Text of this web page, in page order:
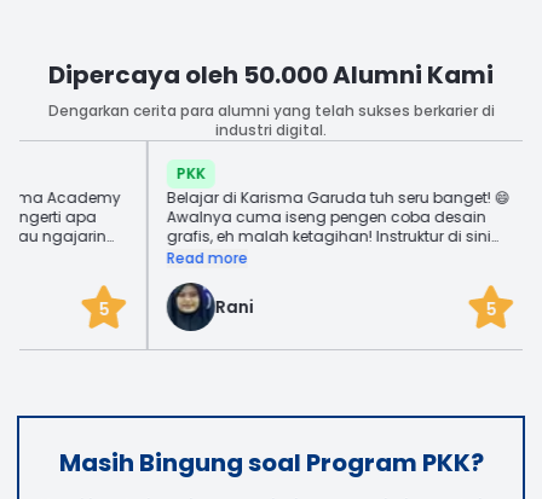
Dipercaya oleh 50.000 Alumni Kami
Dengarkan cerita para alumni yang telah sukses berkarier di
industri digital.
Academy
apa
ngajarin
cocok deh
membuat
5
PKK
Belajar di Karisma Garuda tuh seru banget! 😄
Awalnya cuma iseng pengen coba desain
grafis, eh malah ketagihan! Instruktur di sini
asik, nggak kaku, dan ngajarnya gampang
kayak aku.
Read more
Rani 5
Masih Bingung soal Program PKK?